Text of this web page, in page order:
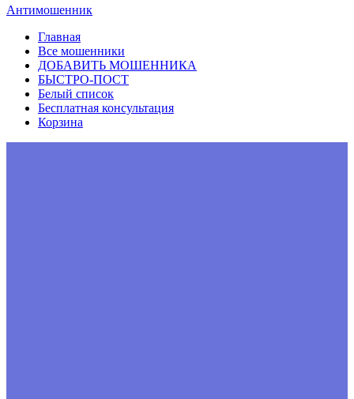
Антимошенник
Главная
Все мошенники
ДОБАВИТЬ МОШЕННИКА
БЫСТРО-ПОСТ
Белый список
Бесплатная консультация
Корзина